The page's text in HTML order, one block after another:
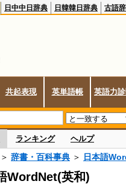
日中中日辞典 日韓韓日辞典 古語
共起表現 英単語帳 英語力
ランキング ヘルプ
＞ 辞書・百科事典 ＞ 日本語
WordNet(英和)